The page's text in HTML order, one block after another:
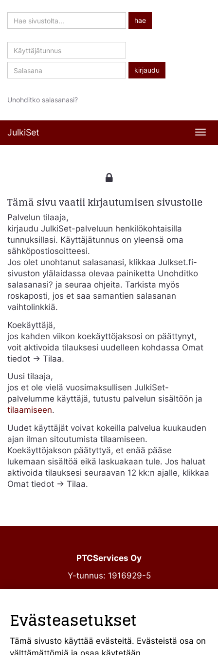
Hae
sivustolta
hae
Käyttäjätunnus
Salasana
Unohditko salasanasi?
JulkiSet
Tämä sivu vaatii kirjautumisen sivustolle
Palvelun tilaaja,
kirjaudu JulkiSet-palveluun henkilökohtaisilla
tunnuksillasi. Käyttäjätunnus on yleensä oma
sähköpostiosoitteesi.
Jos olet unohtanut salasanasi, klikkaa Julkset.fi-
sivuston ylälaidassa olevaa painiketta Unohditko
salasanasi? ja seuraa ohjeita. Tarkista myös
roskaposti, jos et saa samantien salasanan
vaihtolinkkiä.
Koekäyttäjä,
jos kahden viikon koekäyttöjaksosi on päättynyt,
voit aktivoida tilauksesi uudelleen kohdassa Omat
tiedot -> Tilaa.
Uusi tilaaja,
jos et ole vielä vuosimaksullisen JulkiSet-
palvelumme käyttäjä, tutustu palvelun sisältöön ja
tilaamiseen.
Uudet käyttäjät voivat kokeilla palvelua kuukauden
ajan ilman sitoutumista tilaamiseen.
Koekäyttöjakson päätyttyä, et enää pääse
lukemaan sisältöä eikä laskuakaan tule. Jos haluat
aktivoida tilauksesi seuraavan 12 kk:n ajalle, klikkaa
Omat tiedot -> Tilaa.
PTCServices Oy
Y-tunnus: 1916929-5
julkiset@ptcs.fi
Vaihde 010 34 19 700
Evästeasetukset
Tämä sivusto käyttää evästeitä. Evästeistä osa on
välttämättömiä ja osaa käytetään